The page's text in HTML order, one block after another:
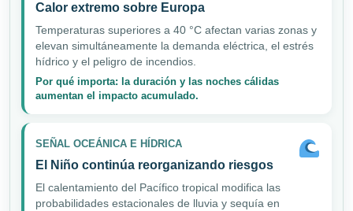
Calor extremo sobre Europa
Temperaturas superiores a 40 °C afectan varias zonas y
elevan simultáneamente la demanda eléctrica, el estrés
hídrico y el peligro de incendios.
Por qué importa: la duración y las noches cálidas
aumentan el impacto acumulado.
SEÑAL OCEÁNICA E HÍDRICA
El Niño continúa reorganizando riesgos
El calentamiento del Pacífico tropical modifica las
probabilidades estacionales de lluvia y sequía en